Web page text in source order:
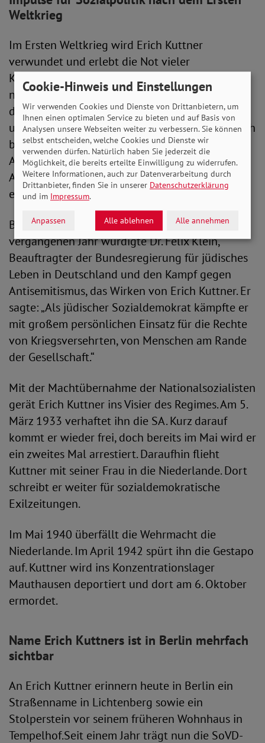
Weltkrieg
Im Ersten Weltkrieg wird Erich Kuttner
verwundet und erlebt die Not vieler
Kriegsgeschädigter und Hinterbliebener aus
nächster Nähe. 1917 gründet er den Reichsbund
der Kriegsteilnehmer und Kriegsgeschädigten
und ist bis 1919 dessen Vorsitzender. Er setzt sich
besonders für die Rechte und soziale
Absicherung von Kriegsopfern, bessere
Arbeitschancen für Schwerbeschädigte sowie
eine Reform des Militärrentenwesens ein.
Bei der Umbenennung des Hauses im
vergangenen Jahr würdigte Dr. Felix Klein,
Beauftragter der Bundesregierung für jüdisches
Leben in Deutschland und den Kampf gegen
Antisemitismus, das Wirken von Erich Kuttner. Er
sagte: „Als jüdischer Sozialdemokrat kämpfte er
mit großem persönlichen Einsatz für die Rechte
von Kriegsversehrten, von Menschen am Rande
der Gesellschaft.“
Mit der Machtübernahme der Nationalsozialisten
gerät Erich Kuttner ins Visier des Regimes. Am 5.
März 1933 verhaftet ihn die SA. Kurz darauf
kommt er wieder frei, doch bereits im Mai wird er
ein zweites Mal arrestiert. Daraufhin flieht
Kuttner mit seiner Frau in die Niederlande. Dort
schreibt er weiter für sozialdemokratische
Exilzeitungen.
Im Mai 1940 überfällt die Wehrmacht die
Niederlande. Im April 1942 spürt ihn die Gestapo
auf. Kuttner wird ins Konzentrationslager
Mauthausen deportiert und dort am 6. Oktober
ermordet.
Name Erich Kuttners ist in Berlin mehrfach
sichtbar
An Erich Kuttner erinnern heute in Berlin ein
Straßenname in Lichtenberg sowie ein
Stolperstein vor seinem früheren Wohnhaus in
Tempelhof.Seit einem Jahr trägt nun die SoVD-
Cookie-Hinweis und Einstellungen
Wir verwenden Cookies und Dienste von Drittanbietern, um
Ihnen einen optimalen Service zu bieten und auf Basis von
Analysen unsere Webseiten weiter zu verbessern. Sie können
selbst entscheiden, welche Cookies und Dienste wir
verwenden dürfen. Natürlich haben Sie jederzeit die
Möglichkeit, die bereits erteilte Einwilligung zu widerrufen.
Weitere Informationen, auch zur Datenverarbeitung durch
Drittanbieter, finden Sie in unserer Datenschutzerklärung
und im Impressum.
Anpassen Alle ablehnen Alle annehmen